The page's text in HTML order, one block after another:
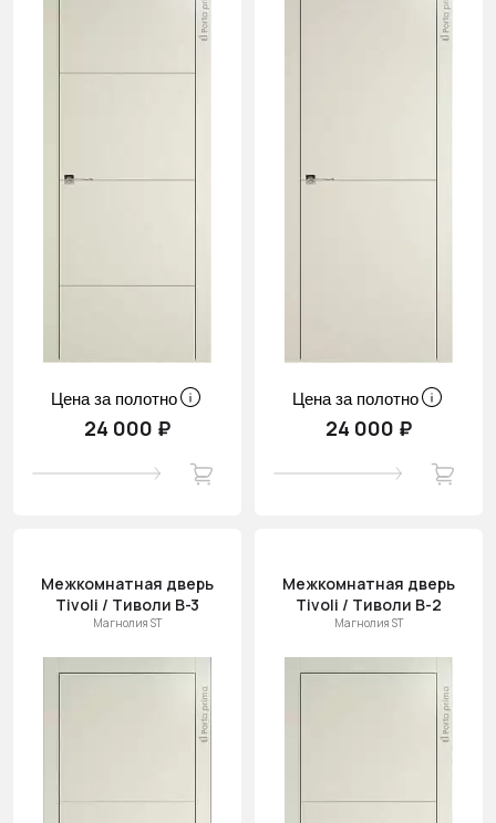
Цена за полотно
24 000 ₽
Цена за полотно
24 000 ₽
Межкомнатная дверь
Tivoli / Тиволи В-3
Магнолия ST
Межкомнатная дверь
Tivoli / Тиволи В-2
Магнолия ST